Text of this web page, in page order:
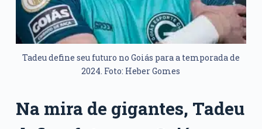
Tadeu define seu futuro no Goiás para a temporada de
2024. Foto: Heber Gomes
Na mira de gigantes, Tadeu